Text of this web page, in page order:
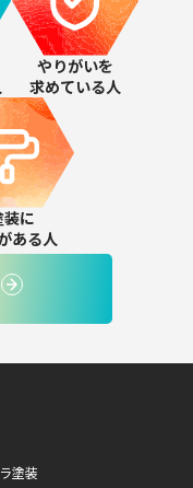
やりがいを
求めている人
装に
ある人
塗装